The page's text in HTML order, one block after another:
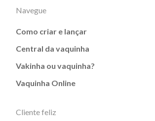
Navegue
Como criar e lançar
Central da vaquinha
Vakinha ou vaquinha?
Vaquinha Online
Cliente feliz